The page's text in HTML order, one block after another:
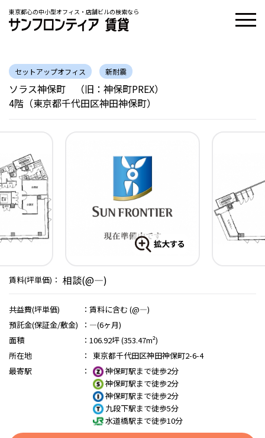
東京都心の中小型オフィス・店舗ビルの検索なら
セットアップオフィス 新耐震
ソラス神保町 （旧：神保町PREX）
4階（東京都千代田区神田神保町）
賃料(坪単価)： 相談(@―)
共益費(坪単価) ： 賃料に含む (@―)
預託金(保証金/敷金)
： ―(6ヶ月)
面積
： 106.92坪 (353.47m²)
所在地
：
東京都千代田区神田神保町2-6-4
最寄駅
：
神保町駅まで徒歩2分
神保町駅まで徒歩2分
神保町駅まで徒歩2分
九段下駅まで徒歩5分
水道橋駅まで徒歩10分